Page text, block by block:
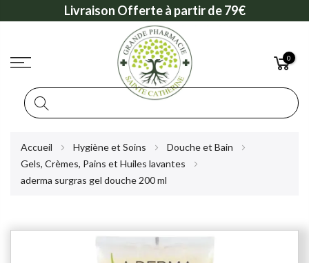
Livraison Offerte à partir de 79€
0
contenu
Accueil Hygiène et Soins
Douche et Bain
Gels, Crèmes, Pains et Huiles lavantes
aderma surgras gel douche 200 ml